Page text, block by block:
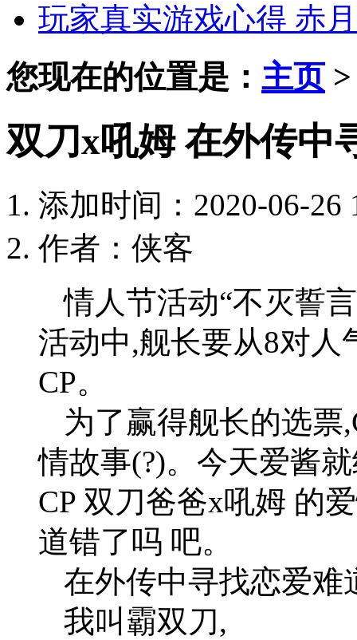
玩家真实游戏心得 赤
您现在的位置是： 主页
双刀x吼姆 在外传中
添加时间：2020-06-26
作者：侠客
情人节活动“不灭誓
活动中,舰长要从8对人
CP。
为了赢得舰长的选票
情故事(?)。今天爱酱
CP 双刀爸爸x吼姆 的
道错了吗 吧。
在外传中寻找恋爱难
我叫霸双刀,